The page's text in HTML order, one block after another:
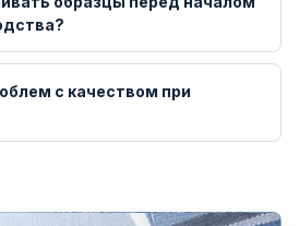
с качеством при